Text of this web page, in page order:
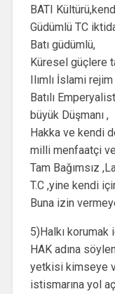
BATI
Güdümlü TC
Batı güdümlü,
Küresel güçlere
Ilımlı İslami
Batılı
büyük Düşmanı ,
Hakka ve kendi
milli menfaatçi
Tam Bağımsız
T.C ,yine kendi
Buna izin
5)Halkı
HAK adına
yetkisi kimseye
istismarına yol